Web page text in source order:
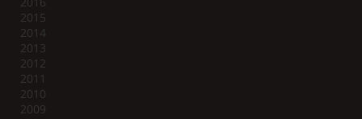
2015
2014
2013
2012
2011
2010
2009